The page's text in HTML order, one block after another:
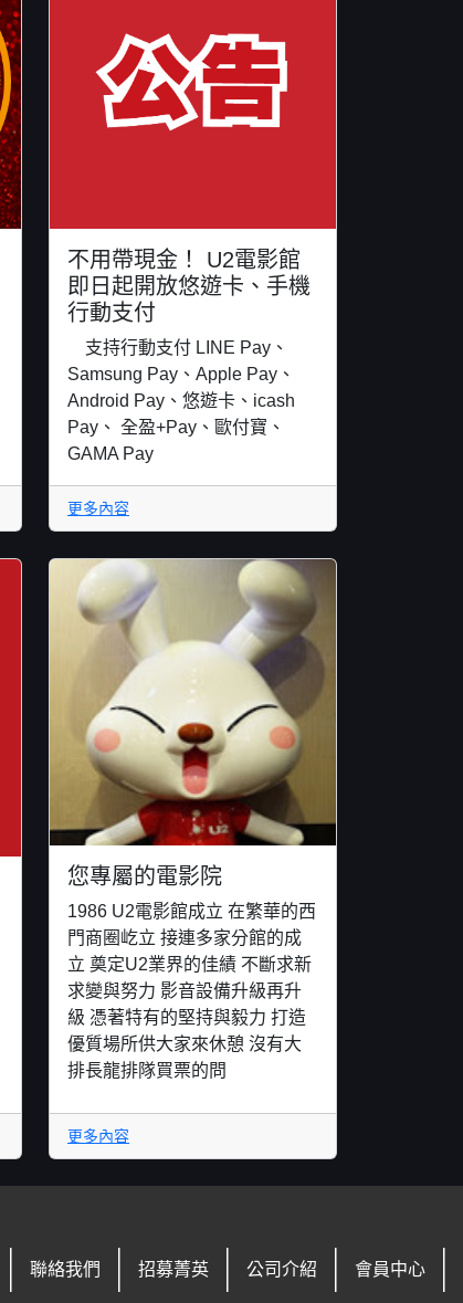
不用帶現金！ U2電影館
即日起開放悠遊卡、手機
行動支付
支持行動支付 LINE Pay、
Samsung Pay、Apple Pay、
Android Pay、悠遊卡、icash
Pay、 全盈+Pay、歐付寶、
GAMA Pay
更多內容
您專屬的電影院
1986 U2電影館成立 在繁華的西
門商圈屹立 接連多家分館的成
立 奠定U2業界的佳績 不斷求新
求變與努力 影音設備升級再升
級 憑著特有的堅持與毅力 打造
優質場所供大家來休憩 沒有大
排長龍排隊買票的問
更多內容
聯絡我們 招募菁英 公司介紹 會員中心